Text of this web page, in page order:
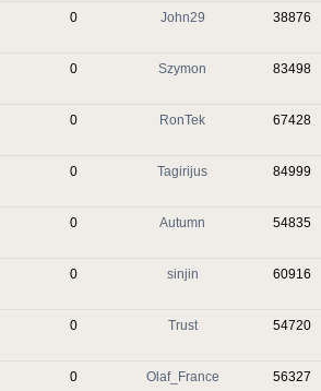
0 John29 38876
0 Szymon 83498
0 RonTek 67428
0 Tagirijus 84999
0 Autumn 54835
0 sinjin 60916
0 Trust 54720
0 Olaf_France 56327